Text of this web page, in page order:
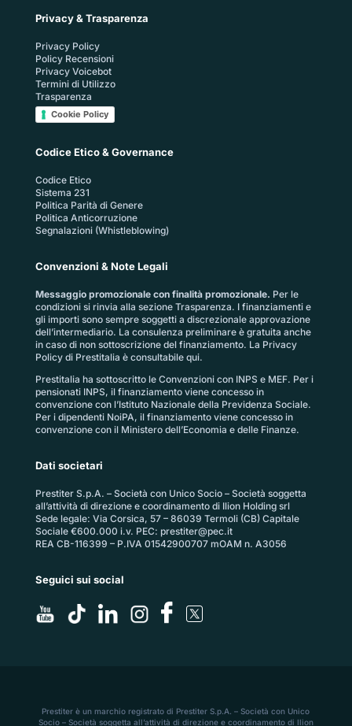
Privacy & Trasparenza
Privacy Policy
Policy Recensioni
Privacy Voicebot
Termini di Utilizzo
Trasparenza
Cookie Policy
Codice Etico & Governance
Codice Etico
Sistema 231
Politica Parità di Genere
Politica Anticorruzione
Segnalazioni (Whistleblowing)
Convenzioni & Note Legali
Messaggio promozionale con finalità promozionale. Per le
condizioni si rinvia alla sezione Trasparenza. I finanziamenti e
gli importi sono sempre soggetti a discrezionale approvazione
dell’intermediario. La consulenza preliminare è gratuita anche
in caso di non sottoscrizione del finanziamento. La Privacy
Policy di Prestitalia è consultabile qui.
Prestitalia ha sottoscritto le Convenzioni con INPS e MEF. Per i
pensionati INPS, il finanziamento viene concesso in
convenzione con l’Istituto Nazionale della Previdenza Sociale.
Per i dipendenti NoiPA, il finanziamento viene concesso in
convenzione con il Ministero dell’Economia e delle Finanze.
Dati societari
Prestiter S.p.A. – Società con Unico Socio – Società soggetta
all’attività di direzione e coordinamento di Ilion Holding srl
Sede legale: Via Corsica, 57 – 86039 Termoli (CB) Capitale
Sociale €600.000 i.v. PEC: prestiter@pec.it
REA CB-116399 – P.IVA 01542900707 mOAM n. A3056
Seguici sui social
Prestiter è un marchio registrato di Prestiter S.p.A. – Società con Unico
Socio – Società soggetta all’attività di direzione e coordinamento di Ilion